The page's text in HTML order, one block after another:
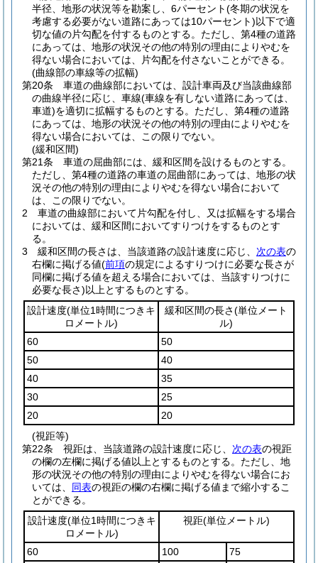
半径、地形の状況等を勘案し、6パーセント(冬期の状況を
考慮する必要がない道路にあっては10パーセント)以下で適
切な値の片勾配を付するものとする。 ただし、第4種の道路
にあっては、地形の状況その他の特別の理由によりやむを
得ない場合においては、片勾配を付さないことができる。
(曲線部の車線等の拡幅)
第20条
車道の曲線部においては、設計車両及び当該曲線部
の曲線半径に応じ、車線(車線を有しない道路にあっては、
車道)を適切に拡幅するものとする。 ただし、第4種の道路
にあっては、地形の状況その他の特別の理由によりやむを
得ない場合においては、この限りでない。
(緩和区間)
第21条
車道の屈曲部には、緩和区間を設けるものとする。
ただし、第4種の道路の車道の屈曲部にあっては、地形の状
況その他の特別の理由によりやむを得ない場合において
は、この限りでない。
2
車道の曲線部において片勾配を付し、又は拡幅をする場合
においては、緩和区間においてすりつけをするものとす
る。
3
緩和区間の長さは、当該道路の設計速度に応じ、 次の表の
右欄に掲げる値(前項の規定によるすりつけに必要な長さが
同欄に掲げる値を超える場合においては、当該すりつけに
必要な長さ)以上とするものとする。
設計速度(単位1時間につきキ
ロメートル)
緩和区間の長さ(単位メート
ル)
60
50
50
40
40
35
30
25
20
20
(視距等)
第22条
視距は、当該道路の設計速度に応じ、 次の表の視距
の欄の左欄に掲げる値以上とするものとする。 ただし、地
形の状況その他の特別の理由によりやむを得ない場合にお
いては、 同表の視距の欄の右欄に掲げる値まで縮小するこ
とができる。
設計速度(単位1時間につきキ
ロメートル)
視距(単位メートル)
60 100
75